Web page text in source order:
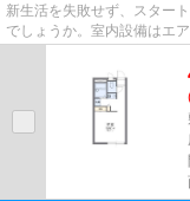
新生活を失敗せず、スター
でしょうか。室内設備はエ